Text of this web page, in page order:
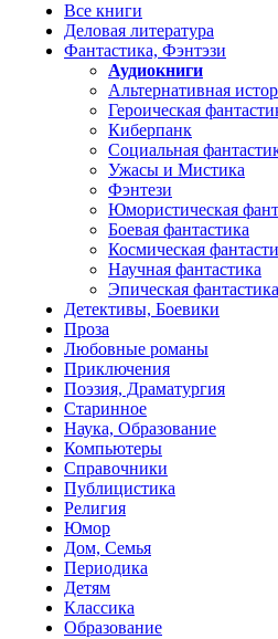
Все книги
Деловая литература
Фантастика, Фэнтэзи
Аудиокниги
Альтернативная
Героическая
Киберпанк
Социальная
Ужасы и Мистика
Фэнтези
Юмористическая
Боевая фантастика
Космическая
Научная фантастика
Эпическая фантастика
Детективы, Боевики
Проза
Любовные романы
Приключения
Поэзия, Драматургия
Старинное
Наука, Образование
Компьютеры
Справочники
Публицистика
Религия
Юмор
Дом, Семья
Периодика
Детям
Классика
Образование